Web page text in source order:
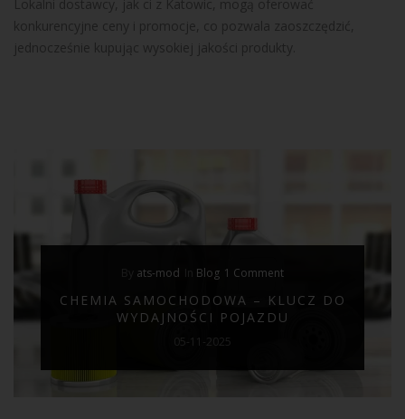
Lokalni dostawcy, jak ci z Katowic, mogą oferować
konkurencyjne ceny i promocje, co pozwala zaoszczędzić,
jednocześnie kupując wysokiej jakości produkty.
ats-mod Blog 1 Comment
CHEMIA SAMOCHODOWA – KLUCZ DO
WYDAJNOŚCI POJAZDU
05-11-2025